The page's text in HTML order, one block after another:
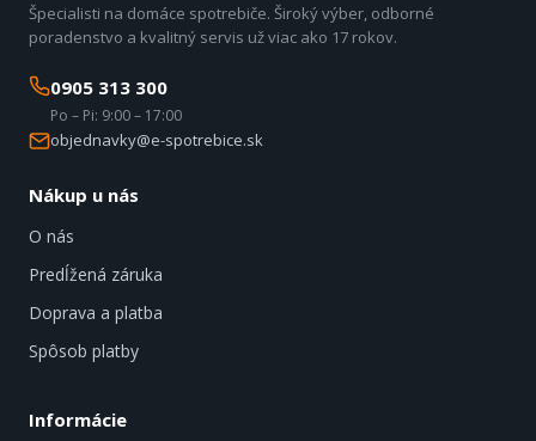
Špecialisti na domáce spotrebiče. Široký výber, odborné
poradenstvo a kvalitný servis už viac ako 17 rokov.
0905 313 300
Po – Pi: 9:00 – 17:00
objednavky@e-spotrebice.sk
Nákup u nás
O nás
Predĺžená záruka
Doprava a platba
Spôsob platby
Informácie